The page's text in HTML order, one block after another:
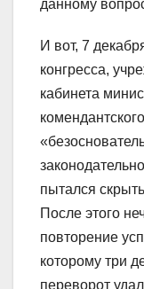
данному
И вот, 7
конгресса,
кабинета
пытался
После этого
повторение
которому три
переворот